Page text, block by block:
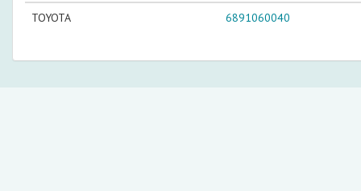
TOYOTA 6891060040